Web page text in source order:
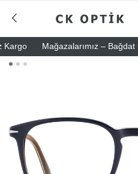
Mağazalarımız – Bağdat